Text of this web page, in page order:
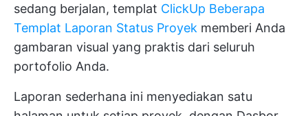
sedang berjalan, templat ClickUp Beberapa
Templat Laporan Status Proyek memberi Anda
gambaran visual yang praktis dari seluruh
portofolio Anda.
Laporan sederhana ini menyediakan satu